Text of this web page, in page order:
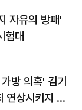
자유의 방패'
험대
방 의혹' 김기
연상시키지 말